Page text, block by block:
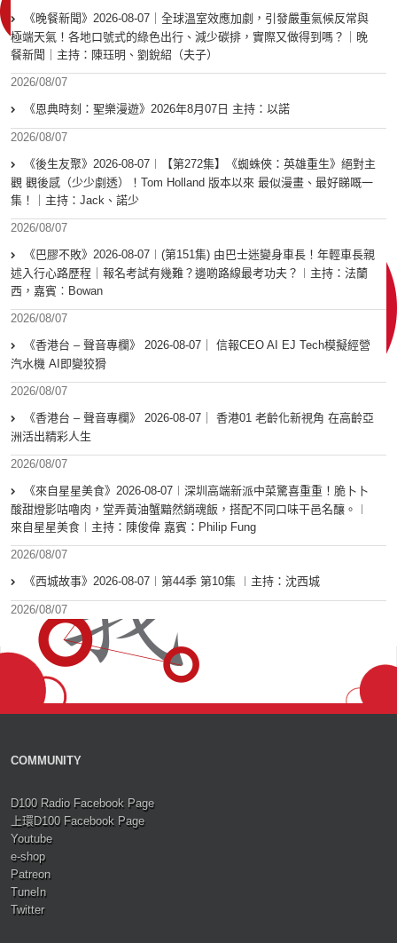
《晚餐新聞》2026-08-07｜全球溫室效應加劇，引發嚴重氣候反常與
極端天氣！各地口號式的綠色出行、減少碳排，實際又做得到嗎？｜晚
餐新聞｜主持：陳珏明、劉銳紹（夫子）
2026/08/07
《恩典時刻：聖樂漫遊》2026年8月07日 主持：以諾
2026/08/07
《後生友聚》2026-08-07︱【第272集】《蜘蛛俠：英雄重生》絕對主
觀 觀後感（少少劇透）！Tom Holland 版本以來 最似漫畫、最好睇嘅一
集！｜主持：Jack、諾少
2026/08/07
《巴膠不敗》2026-08-07︱(第151集) 由巴士迷變身車長！年輕車長親
述入行心路歷程｜報名考試有幾難？邊啲路線最考功夫？︱主持：法蘭
西，嘉賓︰Bowan
2026/08/07
《香港台 – 聲音專欄》 2026-08-07｜ 信報CEO AI EJ Tech模擬經營
汽水機 AI即變狡猾
2026/08/07
《香港台 – 聲音專欄》 2026-08-07｜ 香港01 老齡化新視角 在高齡亞
洲活出精彩人生
2026/08/07
《來自星星美食》2026-08-07︱深圳高端新派中菜驚喜重重！脆卜卜
酸甜燈影咕嚕肉，堂弄黃油蟹黯然銷魂飯，搭配不同口味干邑名釀。︱
來自星星美食︱主持：陳俊偉 嘉賓：Philip Fung
2026/08/07
《西城故事》2026-08-07︱第44季 第10集 ︱主持：沈西城
2026/08/07
COMMUNITY
D100 Radio Facebook Page
上環D100 Facebook Page
Youtube
e-shop
Patreon
TuneIn
Twitter